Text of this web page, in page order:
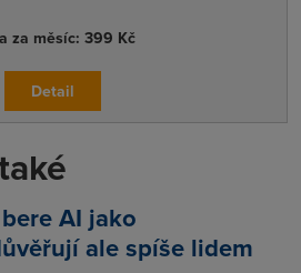
za měsíc: 399 Kč
Detail
AI jako
ale spíše lidem